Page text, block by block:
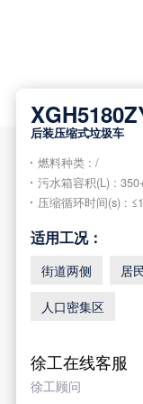

后装压缩式垃圾车
燃料种类 : /
污水箱容积(L) :
压缩循环时间(s) :
适用工况：
街道两侧 居
人口密集区
徐工在线客服
徐工顾问